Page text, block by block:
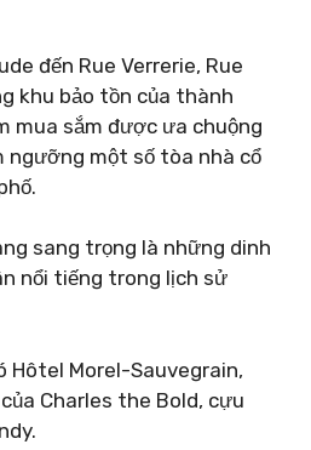
đến Rue Verrerie, Rue
khu bảo tồn của thành
mua sắm được ưa chuộng
ngưỡng một số tòa nhà cổ
sang trọng là những dinh
nổi tiếng trong lịch sử
Hôtel Morel-Sauvegrain,
Charles the Bold, cựu